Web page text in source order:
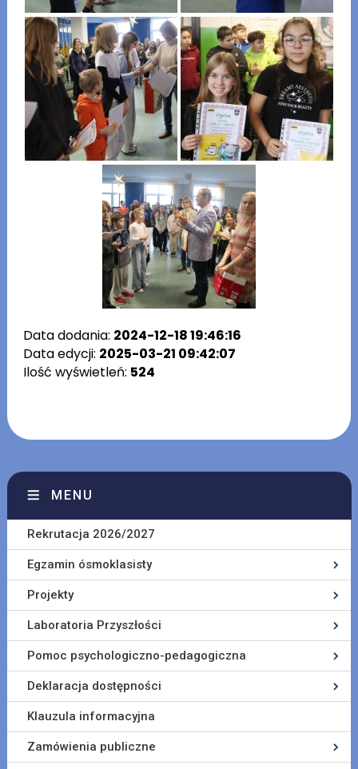
Data dodania: 2024-12-18 19:46:16
Data edycji: 2025-03-21 09:42:07
Ilość wyświetleń: 524
MENU
Rekrutacja 2026/2027
Egzamin ósmoklasisty
Projekty
Laboratoria Przyszłości
Pomoc psychologiczno-pedagogiczna
Deklaracja dostępności
Klauzula informacyjna
Zamówienia publiczne